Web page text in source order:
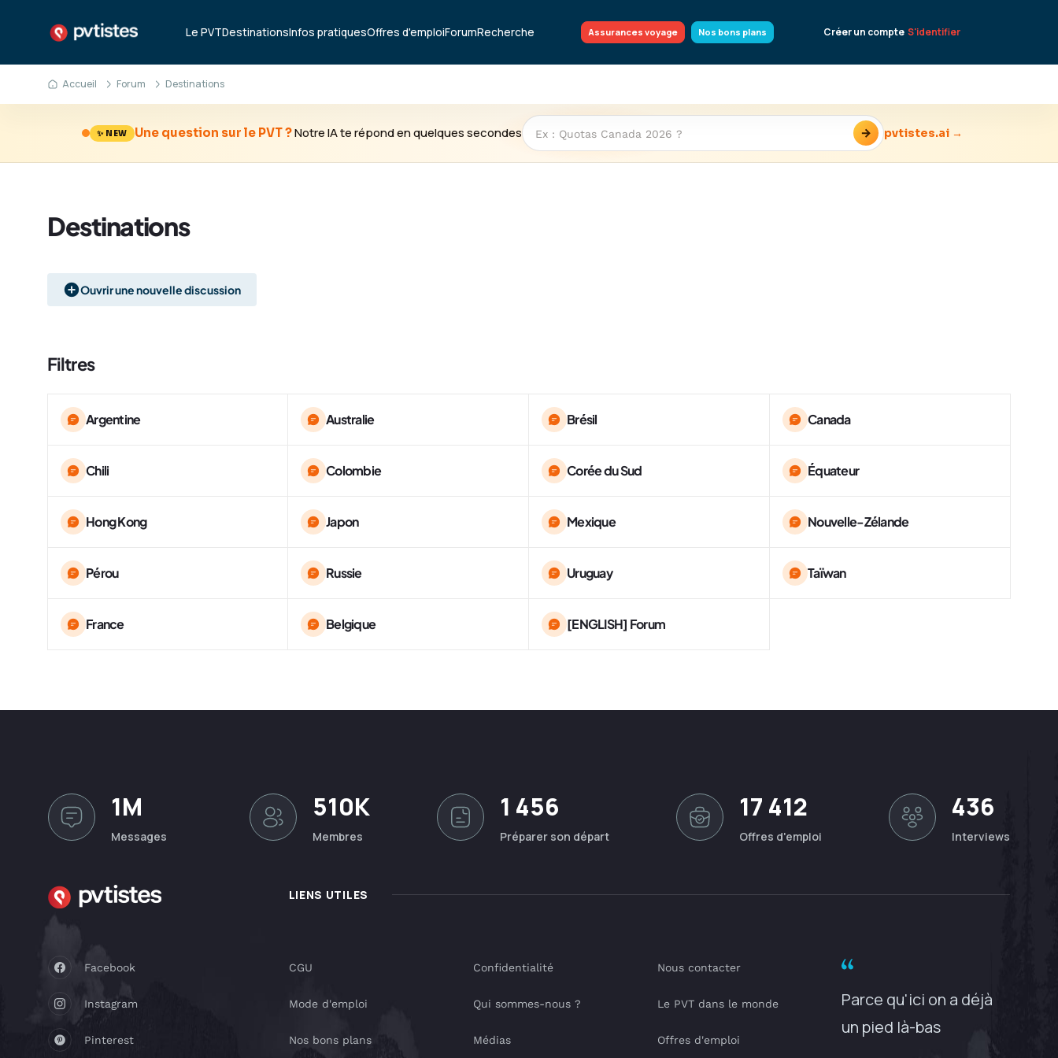
Le PVTDestinationsInfos pratiquesOffres d'emploiForumRecherche Assurances voyage Nos bons plans Créer un compte S'identifier
Accueil Forum Destinations
✨ NEW Une question sur le PVT ?Notre IA te répond en quelques secondes → pvtistes.ai →
Destinations
Ouvrir une nouvelle discussion
Filtres
Argentine Australie Brésil Canada
Chili Colombie Corée du Sud Équateur
Hong Kong Japon Mexique Nouvelle-Zélande
Pérou Russie Uruguay Taïwan
France Belgique [ENGLISH] Forum
1M
Messages
510K
Membres
1 456
Préparer son départ
17 412
Offres d'emploi
436
Interviews
LIENS UTILES
Facebook
Instagram
Pinterest
CGU
Mode d'emploi
Nos bons plans
Confidentialité
Qui sommes-nous ?
Médias
Nous contacter
Le PVT dans le monde
Offres d'emploi
Parce qu'ici on a déjà
un pied là-bas